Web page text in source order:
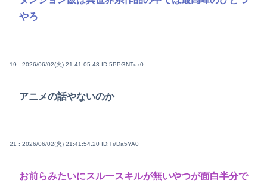
やろ
19 : 2026/06/02(火) 21:41:05.43 ID:5PPGNTux0
アニメの話やないのか
21 : 2026/06/02(火) 21:41:54.20 ID:Tr/Da5YA0
お前らみたいにスルースキルが無いやつが面白半分で